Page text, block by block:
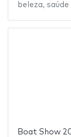
beleza, saúde
Boat Show